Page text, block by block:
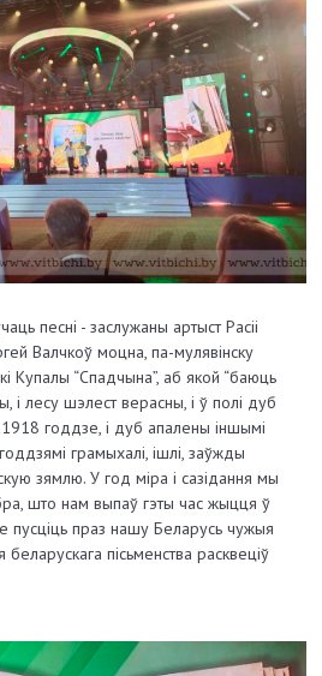
песні - заслужаны артыст Расіі
Валчкоў моцна, па-мулявінску
Купалы “Спадчына”, аб якой “баюць
і лесу шэлест верасны, і ў полі дуб
годдзе, і дуб апалены іншымі
грамыхалі, ішлі, заўжды
зямлю. У год міра і сазідання мы
што нам выпаў гэты час жыцця ў
пусціць праз нашу Беларусь чужыя
пісьменства расквеціў